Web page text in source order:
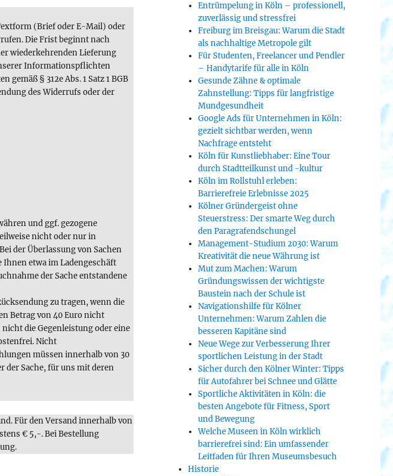
(Brief oder E-Mail) oder
Die Frist beginnt nach
wiederkehrenden Lieferung
Informationspflichten
gemäß § 312e Abs. 1 Satz 1 BGB
des Widerrufs oder der
und ggf. gezogene
nicht oder nur in
der Überlassung von Sachen
etwa im Ladengeschäft
der Sache entstandene
zu tragen, wenn die
Betrag von 40 Euro nicht
die Gegenleistung oder eine
Nicht
müssen innerhalb von 30
der Sache, für uns mit deren
Für den Versand innerhalb von
€ 5,-. Bei Bestellung
Entrümpelung in Köln – professionell,
zuverlässig und stressfrei
Freiburg im Breisgau: Warum die Stadt
als nachhaltige Metropole gilt
Für Studenten, Freelancer und Pendler
– Handytarife für alle in Köln
Gesunde Zähne & optimale
Zahnstellung: Tipps für langfristige
Mundgesundheit
Google Ads für Unternehmen in Köln:
gezielt sichtbar werden, wenn
Nachfrage entsteht
Köln für Kunstliebhaber: Eine Tour
durch Stadtteilkunst und -kultur
Köln im Rollstuhl erleben:
Barrierefreie Erlebnisse 2025
Kölner Gründergeist ohne
Steuerstress: Der smarte Weg durch
den Paragrafendschungel
Management-Studium 2030: Warum
Kreativität die neue Währung ist
Mut zum Machen: Warum
Gründungswissen der wichtigste
Baustein nach der Schule ist
Navigationshilfe für Kölner
Unternehmen: Warum Zahlen die
besseren Kapitäne sind
Neue Wege zur Verbesserung Ihrer
sportlichen Leistung in der Stadt
Sicher durch den Kölner Winter: Tipps
für Autofahrer bei Schnee und Glätte
Sportliche Aktivitäten in Köln: die
besten Angebote für Fitness, Sport
und Bewegung
Welche Museen in Köln wirklich
barrierefrei sind: Ein umfassender
Leitfaden für Ihren Museumsbesuch
Historie